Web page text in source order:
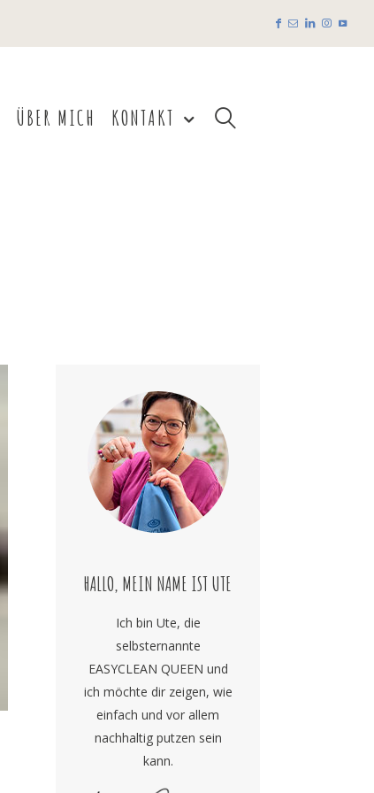
ÜBER MICH KONTAKT
HALLO, MEIN NAME IST UTE
Ich bin Ute, die
selbsternannte
EASYCLEAN QUEEN und
ich möchte dir zeigen, wie
einfach und vor allem
nachhaltig putzen sein
kann.